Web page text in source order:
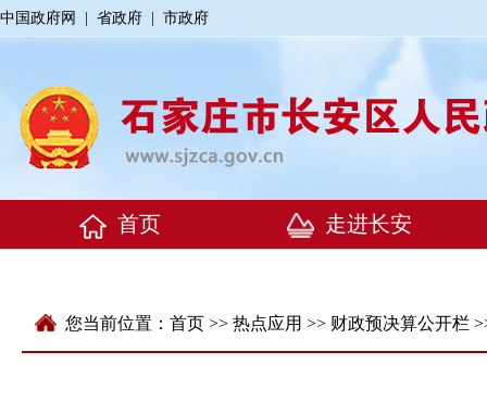
中国政府网 省政府 市政府
您当前位置： 首页 >> 热点应用 >> 财政预决算公开栏